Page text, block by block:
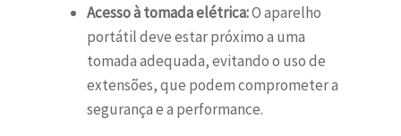
Acesso à tomada elétrica:O aparelho
portátil deve estar próximo a uma
tomada adequada, evitando o uso de
extensões, que podem comprometer a
segurança e a performance.